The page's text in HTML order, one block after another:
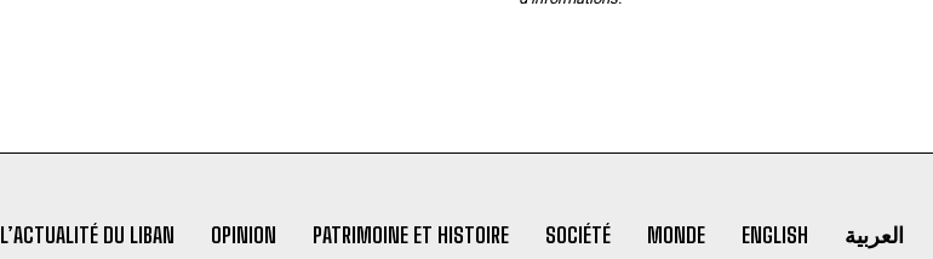
L’ACTUALITÉ DU LIBAN OPINION PATRIMOINE ET HISTOIRE SOCIÉTÉ MONDE ENGLISH العربية